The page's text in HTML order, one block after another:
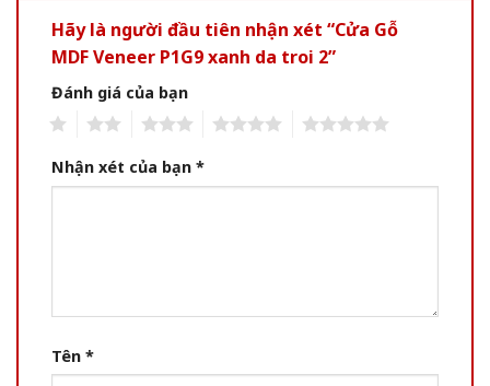
Hãy là người đầu tiên nhận xét “Cửa Gỗ
MDF Veneer P1G9 xanh da troi 2”
Đánh giá của bạn
Nhận xét của bạn *
Tên *